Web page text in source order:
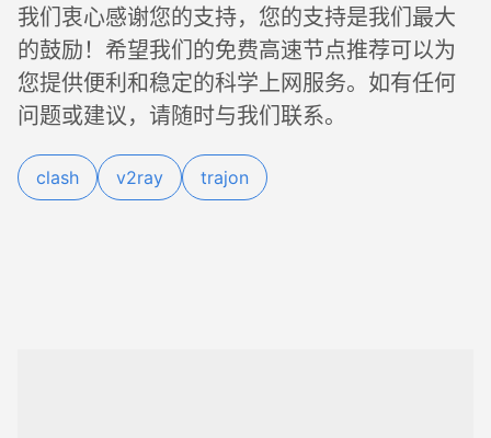
我们衷心感谢您的支持，您的支持是我们最大
的鼓励！希望我们的免费高速节点推荐可以为
您提供便利和稳定的科学上网服务。如有任何
问题或建议，请随时与我们联系。
clash v2ray trajon